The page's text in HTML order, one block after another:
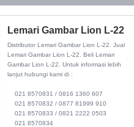
Lemari Gambar Lion L-22
DistributorLemari Gambar Lion L-22
. Jual
Lemari Gambar Lion L-22. Beli Lemari
Gambar Lion L-22. Untuk informasi lebih
lanjut hubungi kami di :
021 8570831 / 0816 1360 607
021 8570832 / 0877 81999 910
021 8570833 / 0821 2222 0503
021 8570834